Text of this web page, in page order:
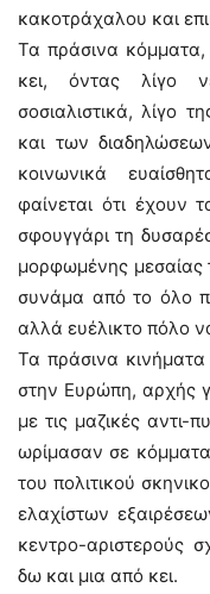
κακοτράχαλου και
Τα πράσινα κόμματα,
κει, όντας λίγο
σοσιαλιστικά, λίγο
και των
κοινωνικά
φαίνεται ότι έχουν
σφουγγάρι τη
μορφωμένης μεσαίας
συνάμα από το όλο
αλλά ευέλικτο πόλο
Τα πράσινα
στην Ευρώπη, αρχής
με τις μαζικές αντι-
ωρίμασαν σε
του πολιτικού
ελαχίστων
κεντρο-αριστερούς
δω και μια από κει.